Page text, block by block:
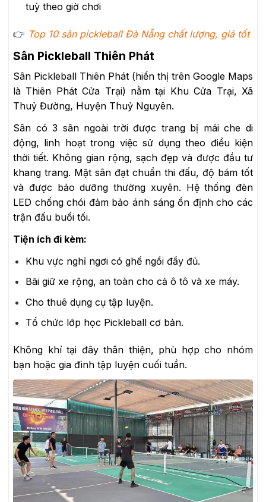
tuỳ theo giờ chơi
👉 Top 10 sân pickleball Đà Nẵng chất lượng, giá tốt
Sân Pickleball Thiên Phát
Sân Pickleball Thiên Phát (hiển thị trên Google Maps
là Thiên Phát Cửa Trại) nằm tại Khu Cửa Trại, Xã
Thuỷ Đường, Huyện Thuỷ Nguyên.
Sân có 3 sân ngoài trời được trang bị mái che di
động, linh hoạt trong việc sử dụng theo điều kiện
thời tiết. Không gian rộng, sạch đẹp và được đầu tư
khang trang. Mặt sân đạt chuẩn thi đấu, độ bám tốt
và được bảo dưỡng thường xuyên. Hệ thống đèn
LED chống chói đảm bảo ánh sáng ổn định cho các
trận đấu buổi tối.
Tiện ích đi kèm:
Khu vực nghỉ ngơi có ghế ngồi đầy đủ.
Bãi giữ xe rộng, an toàn cho cả ô tô và xe máy.
Cho thuê dụng cụ tập luyện.
Tổ chức lớp học Pickleball cơ bản.
Không khí tại đây thân thiện, phù hợp cho nhóm
bạn hoặc gia đình tập luyện cuối tuần.